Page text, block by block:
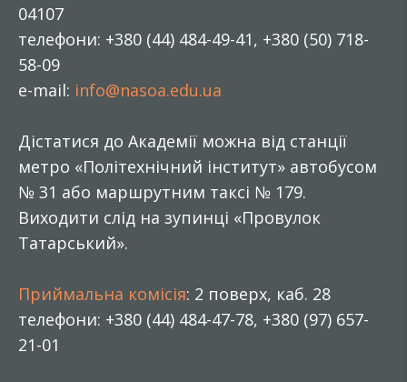
04107
телефони: +380 (44) 484-49-41, +380 (50) 718-
58-09
e-mail: info@nasoa.edu.ua
Дістатися до Академії можна від станції
метро «Політехнічний інститут» автобусом
№ 31 або маршрутним таксі № 179.
Виходити слід на зупинці «Провулок
Татарський».
Приймальна комісія: 2 поверх, каб. 28
телефони: +380 (44) 484-47-78, +380 (97) 657-
21-01